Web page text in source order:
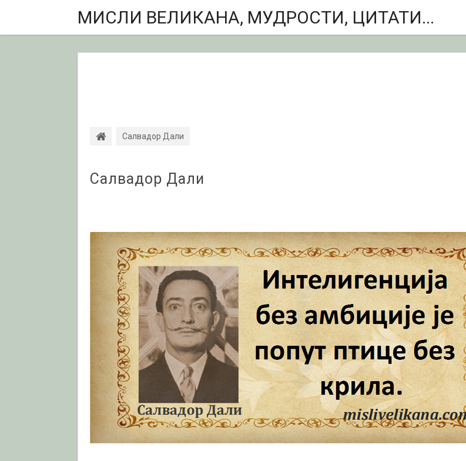
МИСЛИ ВЕЛИКАНА, МУДРОСТИ, ЦИТАТИ...
Салвадор Дали
Салвадор Дали